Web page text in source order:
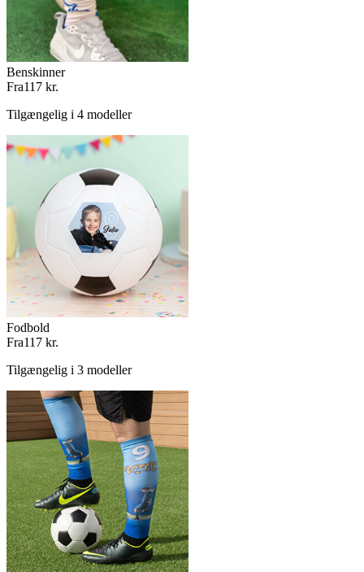
Benskinner
Fra117 kr.
Tilgængelig i 4 modeller
Fodbold
Fra117 kr.
Tilgængelig i 3 modeller